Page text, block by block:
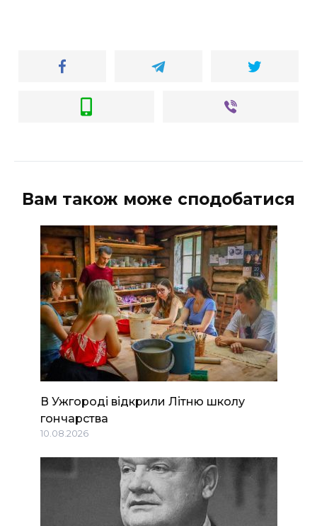
Вам також може сподобатися
В Ужгороді відкрили Літню школу
гончарства
10.08.2026